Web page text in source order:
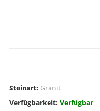
Steinart: Granit
Verfügbarkeit: Verfügbar